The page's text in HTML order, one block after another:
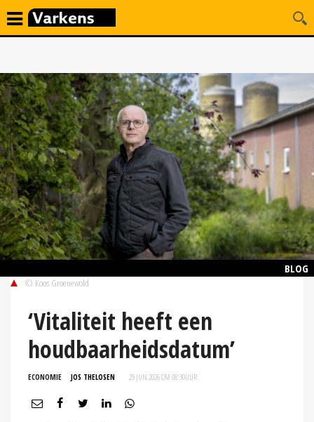
BLOG
© Koos Groenewold
‘Vitaliteit heeft een
houdbaarheidsdatum’
ECONOMIE JOS THELOSEN 29 JUN 2026 OM 08:30UUR